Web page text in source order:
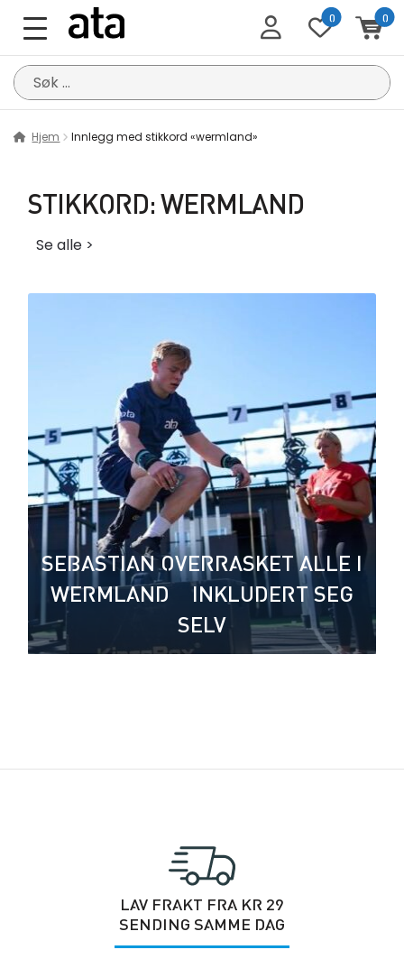
0 0
Søk
etter:
Hjem Innlegg med stikkord «wermland»
STIKKORD:WERMLAND
Se alle >
SEBASTIAN OVERRASKET ALLE I
WERMLAND – INKLUDERT SEG
SELV
LAV FRAKT FRA KR 29
SENDING SAMME DAG